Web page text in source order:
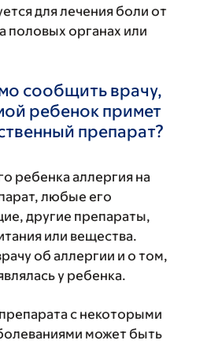
для лечения боли от
половых органах или
сообщить врачу,
ребенок примет
препарат?
ребенка аллергия на
любые его
другие препараты,
или вещества.
об аллергии и о том,
у ребенка.
с некоторыми
может быть